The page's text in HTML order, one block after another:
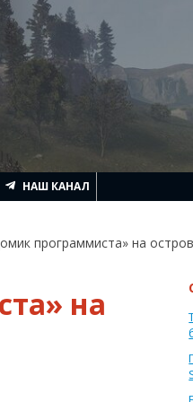
НАШ КАНАЛ
программиста» на
на